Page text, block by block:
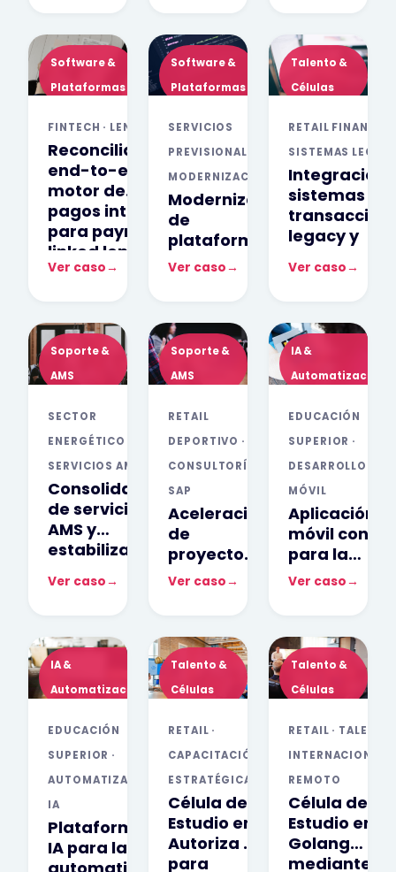
postventa
digital
hora
Software &
Plataformas
FINTECH · LENDING
Reconciliación
end-to-end y
motor de
pagos interno
para payroll-
linked lending
Ver caso→
Software &
Plataformas
SERVICIOS
PREVISIONALES ·
MODERNIZACIÓN
Modernización
de
plataformas
críticas y
sobre
arquitectura
open-source
Ver caso→
Talento &
Células
RETAIL
SISTEMAS
Integración
sistemas
legacy y
mediante
staffing
Ver caso→
Soporte &
AMS
SECTOR
ENERGÉTICO ·
SERVICIOS AMS
Consolidación
de servicios
AMS y
estabilización
plataformas
(ServiceNow)
Ver caso→
Soporte &
AMS
RETAIL
DEPORTIVO ·
CONSULTORÍA
SAP
Aceleración
de
proyecto
SAP
técnico
bilingüe
Ver caso→
IA &
Automatización
EDUCACIÓN
SUPERIOR ·
DESARROLLO
MÓVIL
Aplicación
móvil con IA
para la
gestión de
Ver caso→
IA &
Automatización
EDUCACIÓN
SUPERIOR ·
AUTOMATIZACIÓN E
IA
Plataforma de
IA para la
Talento &
Células
RETAIL ·
CAPACITACIÓN
ESTRATÉGICA
Célula de
Estudio en
Autoriza 7
para
Talento &
Células
RETAIL · TALENTO
INTERNACIONAL
REMOTO
Célula de
Estudio en
Golang
mediante